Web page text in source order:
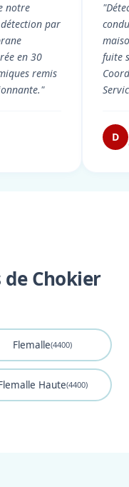
notre
par
en 30
remis
fuite
D
Chokier
Flemalle(4400)
Haute(4400)